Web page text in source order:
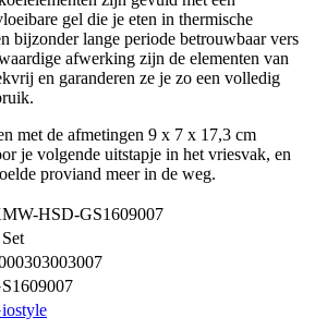
gel die je eten in thermische
bijzonder lange periode betrouwbaar vers
afwerking zijn de elementen van
en garanderen ze je zo een volledig
met de afmetingen 9 x 7 x 17,3 cm
je volgende uitstapje in het vriesvak, en
proviand meer in de weg.
HSD-GS1609007